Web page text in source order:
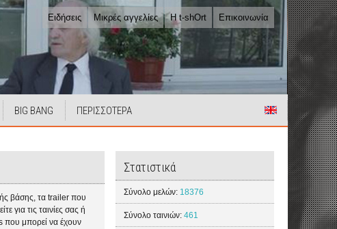
Ειδήσεις Μικρές αγγελίες Η t-shOrt Επικοινωνία
BIG BANG ΠΕΡΙΣΣΟΤΕΡΑ
βάσης, τα trailer που
για τις ταινίες σας ή
που μπορεί να έχουν
Στατιστικά
Σύνολο μελών: 18376
Σύνολο ταινιών:461